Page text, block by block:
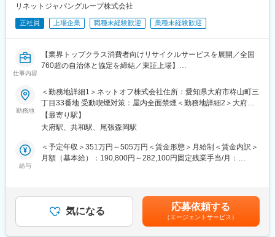
・管理職の16％ほどが女性管理職（リーダー課長以上）として活
躍中
・大手電力会社（配電部門、設備部門、資材調達部門）
・電力会社グループ会社（送配電・保守関連会社）
関東、東北のいずれか1-2エリア
※出張頻度週1-2回ほどです。
■商材の特徴：
配電用高圧気中開閉器・高圧カットアウト等の自社製品が中心で
す。
30年以上使用されるロングセラー製品も多数あります。
※製品例：https://www.nkeco.co.jp/work/
■働き方：
・有給取得率：全社平均 約80％
※「忙しすぎて回らない」働き方ではなく、長く安定して続けら
れる営業スタイルです。
リネットジャパングループ株式会社
正社員 上場企業 職種未経験歓迎 業種未経験歓迎
仕事内容
【業界トップクラス消費者向けリサイクルサービスを展開／全国
760超の自治体と協定を締結／東証上場】
籍出向となります
■業務内容：
・当社では宅配買取と通販販売を軸にしたリユース事業を展開し
ています。
お客様から届いた商品を商品センターで受け入れ、査定・在庫管
理・販売・配送までを一気通貫で担う、成長市場の物流オペレー
ションです。
ヨタ系OBを顧問に迎え、継続的にオペレーション改善を進めてい
ます。
・今回募集するポジションは、商品センター全体の運営を支える
勤務地
＜勤務地詳細1＞ネットオフ株式会社住所：愛知県大府市柊山町三
丁目33番地 受動喫煙対策：屋内全面禁煙＜勤務地詳細2＞大府第
２商品センター住所：愛知県大府市一屋町3-45 勤務地最寄駅：JR
東海道本線／大府駅受動喫煙対策：屋内全面禁煙変更の範囲：会
【最寄り駅】
大府駅、共和駅、尾張森岡駅
給与
＜予定年収＞351万円～505万円＜賃金形態＞月給制＜賃金内訳＞
月額（基本給）：190,800円～282,100円固定残業手当/月：
与：年2回（5月・11月）■昇給：年1回（10月）賃金はあくまでも
目安の金額であり、選考を通じて上下する可能性があります。月
給(月額)は固定手当を含めた表記です。
気になる 応募依頼する
（エージェントサービス）